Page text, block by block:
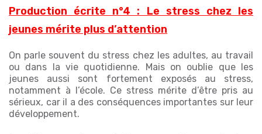
Production écrite n°4 : Le stress chez les
jeunes mérite plus d’attention
On parle souvent du stress chez les adultes, au travail
ou dans la vie quotidienne. Mais on oublie que les
jeunes aussi sont fortement exposés au stress,
notamment à l’école. Ce stress mérite d’être pris au
sérieux, car il a des conséquences importantes sur leur
développement.